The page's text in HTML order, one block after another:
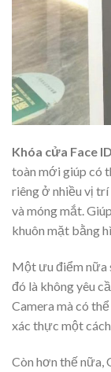
Khóa cửa Face
toàn mới giúp có
riêng ở nhiều vị trí
và móng mắt.
khuôn mặt bằng
Một ưu điểm nữa
đó là không yêu
Camera mà có
xác thực một cách
Còn hơn thế nữa,